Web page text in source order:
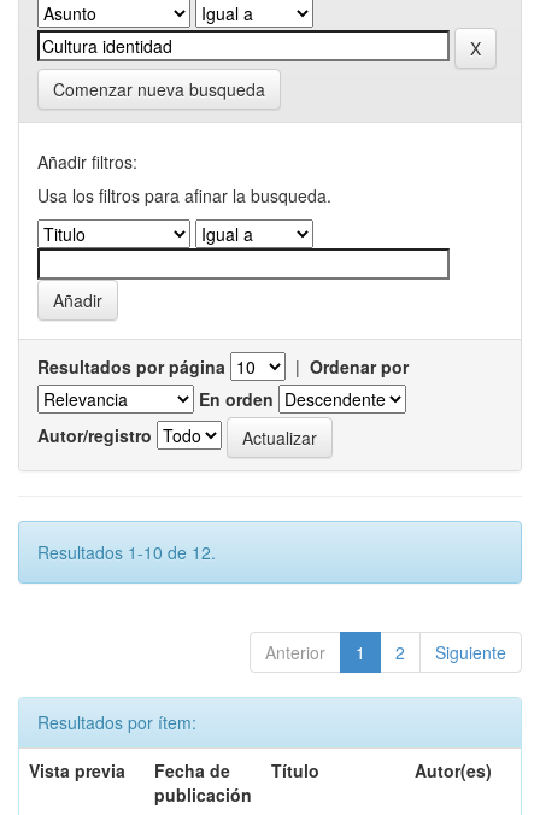
Comenzar nueva busqueda
Añadir filtros:
Usa los filtros para afinar la busqueda.
Resultados por página | Ordenar por
En orden
Autor/registro
Resultados 1-10 de 12.
Anterior 1 2 Siguiente
Resultados por ítem:
Vista previa
Fecha de
publicación
Título Autor(es)